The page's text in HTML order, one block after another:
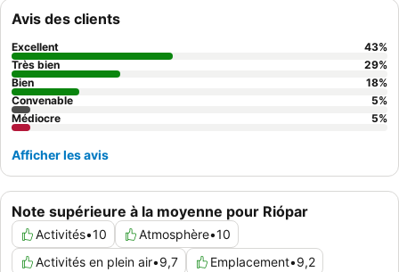
d'options. Pour une expérience optimale, pensez à réserver une
chambre avecvue sur la montagne
Note supérieure à la moyenne pour Riópar
Activités•10 Atmosphère•10
Activités en plein air•9,7 Emplacement•9,2
Avis des clients
Excellent 43%
Très bien
29%
Bien
18%
Convenable
5%
Médiocre
5%
Afficher les avis